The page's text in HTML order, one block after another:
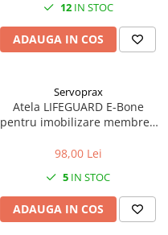
12IN STOC
ADAUGA IN COS
Servoprax
Atela LIFEGUARD E-Bone
pentru imobilizare membre -
radio-transparenta - rola
98,00 Lei
5 IN STOC
ADAUGA IN COS